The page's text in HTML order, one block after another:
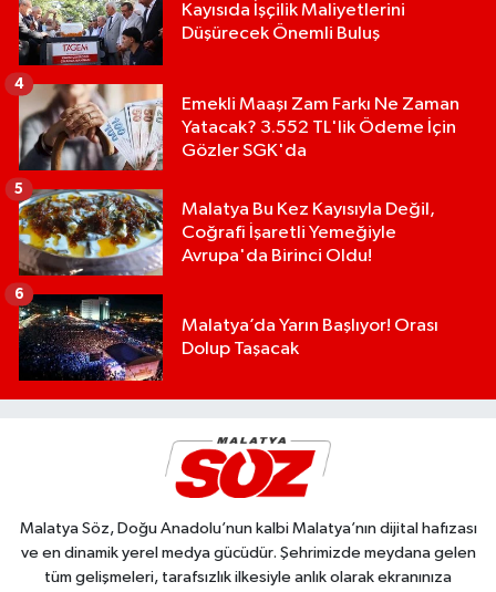
Kayısıda İşçilik Maliyetlerini
Düşürecek Önemli Buluş
Emekli Maaşı Zam Farkı Ne Zaman
Yatacak? 3.552 TL'lik Ödeme İçin
Gözler SGK'da
4
Malatya Bu Kez Kayısıyla Değil,
Coğrafi İşaretli Yemeğiyle
Avrupa'da Birinci Oldu!
5
Malatya’da Yarın Başlıyor! Orası
Dolup Taşacak
6
Malatya Söz, Doğu Anadolu’nun kalbi Malatya’nın dijital hafızası
ve en dinamik yerel medya gücüdür. Şehrimizde meydana gelen
tüm gelişmeleri, tarafsızlık ilkesiyle anlık olarak ekranınıza